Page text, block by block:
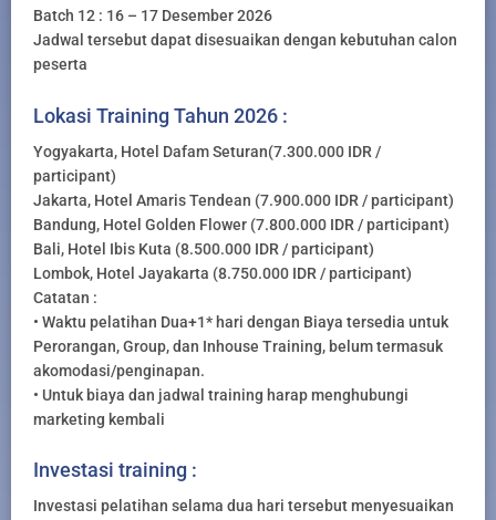
Batch 12 : 16 – 17 Desember 2026
Jadwal tersebut dapat disesuaikan dengan kebutuhan calon
peserta
Lokasi Training Tahun 2026 :
Yogyakarta, Hotel Dafam Seturan(7.300.000 IDR /
participant)
Jakarta, Hotel Amaris Tendean (7.900.000 IDR / participant)
Bandung, Hotel Golden Flower (7.800.000 IDR / participant)
Bali, Hotel Ibis Kuta (8.500.000 IDR / participant)
Lombok, Hotel Jayakarta (8.750.000 IDR / participant)
Catatan :
• Waktu pelatihan Dua+1* hari dengan Biaya tersedia untuk
Perorangan, Group, dan Inhouse Training, belum termasuk
akomodasi/penginapan.
• Untuk biaya dan jadwal training harap menghubungi
marketing kembali
Investasi training :
Investasi pelatihan selama dua hari tersebut menyesuaikan